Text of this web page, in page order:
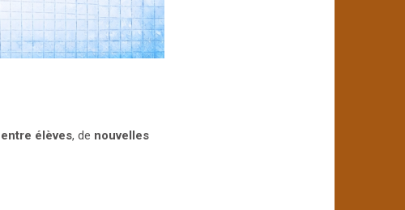
élèves, de nouvelles